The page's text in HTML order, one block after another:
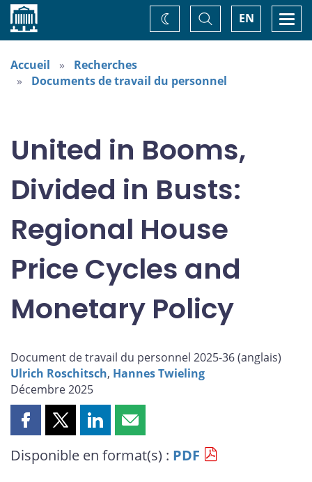
Accueil EN
Basculer
la
recherche
Changez
de
Accueil
Recherches
Documents de travail du personnel
United in Booms,
Divided in Busts:
Regional House
Price Cycles and
Monetary Policy
Document de travail du personnel 2025-36 (anglais)
Ulrich Roschitsch, Hannes Twieling
Décembre 2025
Partager
page
Partager
page
Partager
page
Partager
page
Disponible en format(s) : PDF